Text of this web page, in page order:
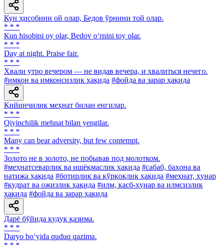
Кун ҳисобини ой олар, Бедов ўрнини той олар.
* * *
Кun hisobini oy olar, Bedov o‘rnini toy olar.
* * *
Day at night. Praise fair.
* * *
Хвали утро вечером — не видав вечера, и хвалиться нечего.
#имкон ва имконсизлик ҳақида #фойда ва зарар ҳақида
Қийинчилик меҳнат билан енгилар.
* * *
Qiyinchilik mehnat bilan yengilar.
* * *
Many can bear adversity, but few contempt.
* * *
Золото не в золото, не побывав под молотком.
#меҳнатсеварлик ва ишёқмаслик ҳақида #сабаб, баҳона ва
натижа ҳақида #ботирлик ва қўрқоқлик ҳақида #меҳнат, ҳунар
#қудрат ва ожизлик ҳақида #илм, касб-ҳунар ва илмсизлик
ҳақида #фойда ва зарар ҳақида
Дарё бўйида қудуқ қазима.
* * *
Daryo bo‘yida quduq qazima.